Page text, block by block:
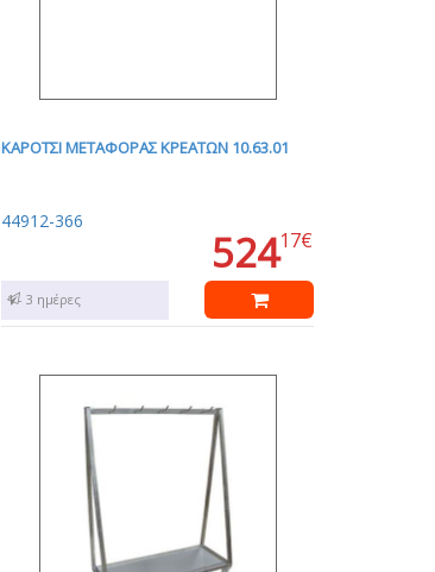
ΚΑΡΟΤΣΙ ΜΕΤΑΦΟΡΑΣ ΚΡΕΑΤΩΝ 10.63.01
44912-366
52417€
1 - 3 ημέρες